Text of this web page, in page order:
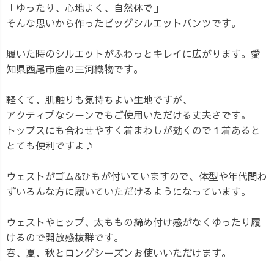
「ゆったり、心地よく、自然体で」
そんな思いから作ったビッグシルエットパンツです。
履いた時のシルエットがふわっとキレイに広がります。愛
知県西尾市産の三河織物です。
軽くて、肌触りも気持ちよい生地ですが、
アクティブなシーンでもご使用いただける丈夫さです。
トップスにも合わせやすく着まわしが効くので１着あると
とても便利ですよ♪
ウェストがゴム&ひもが付いていますので、体型や年代問わ
ずいろんな方に履いていただけるようになっています。
ウェストやヒップ、太ももの締め付け感がなくゆったり履
けるので開放感抜群です。
春、夏、秋とロングシーズンお使いいただけます。